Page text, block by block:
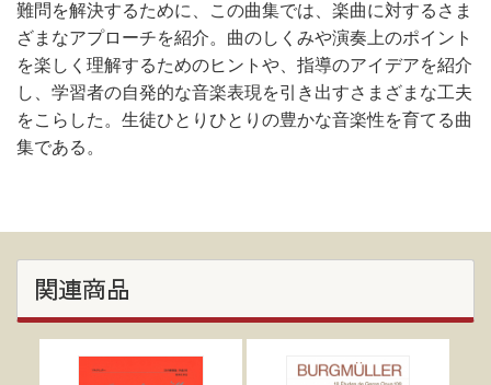
難問を解決するために、この曲集では、楽曲に対するさま
ざまなアプローチを紹介。曲のしくみや演奏上のポイント
を楽しく理解するためのヒントや、指導のアイデアを紹介
し、学習者の自発的な音楽表現を引き出すさまざまな工夫
をこらした。生徒ひとりひとりの豊かな音楽性を育てる曲
集である。
関連商品